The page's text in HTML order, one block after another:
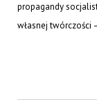
propagandy
własnej twórczości